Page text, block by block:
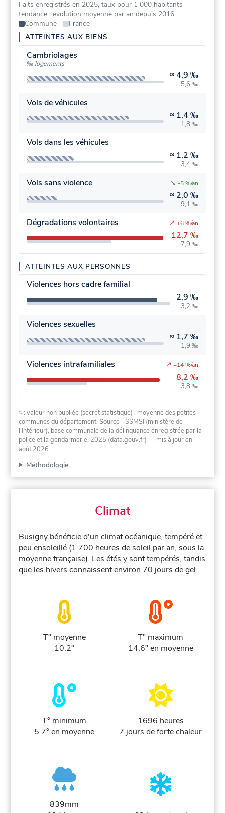
Faits enregistrés en 2025, taux pour 1 000 habitants ·
tendance : évolution moyenne par an depuis 2016
Commune
France
ATTEINTES AUX BIENS
Cambriolages
‰ logements
≈4,9 ‰
5,6 ‰
Vols de véhicules
≈ 1,4 ‰
1,8 ‰
Vols dans les véhicules
≈ 1,2 ‰
3,4 ‰
Vols sans violence
≈ 2,0 ‰
9,1 ‰
↘ -5 %/an
Dégradations volontaires
12,7 ‰
7,9 ‰
↗ +6 %/an
ATTEINTES AUX PERSONNES
Violences hors cadre familial
2,9 ‰
3,2 ‰
Violences sexuelles
≈ 1,7 ‰
1,9 ‰
Violences intrafamiliales
8,2 ‰
3,8 ‰
↗ +14 %/an
≈ : valeur non publiée (secret statistique) : moyenne des petites
communes du département.Source - SSMSI (ministère de
l'Intérieur), base communale de la délinquance enregistrée par la
police et la gendarmerie, 2025 (data.gouv.fr) — mis à jour en
août 2026.
Méthodologie
Climat
Busigny bénéficie d'un climat océanique, tempéré et
peu ensoleillé (1 700 heures de soleil par an, sous la
moyenne française). Les étés y sont tempérés, tandis
que les hivers connaissent environ 70 jours de gel.
T° moyenne
10.2°
T° maximum
14.6° en moyenne
T° minimum
5.7° en moyenne
1696 heures
7 jours de forte chaleur
839mm